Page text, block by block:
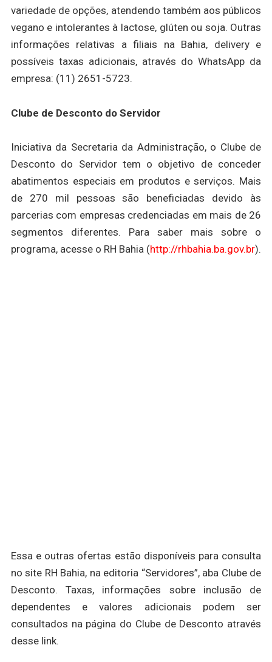
variedade de opções, atendendo também aos públicos
vegano e intolerantes à lactose, glúten ou soja. Outras
informações relativas a filiais na Bahia, delivery e
possíveis taxas adicionais, através do WhatsApp da
empresa: (11) 2651-5723.
Clube de Desconto do Servidor
Iniciativa da Secretaria da Administração, o Clube de
Desconto do Servidor tem o objetivo de conceder
abatimentos especiais em produtos e serviços. Mais
de 270 mil pessoas são beneficiadas devido às
parcerias com empresas credenciadas em mais de 26
segmentos diferentes. Para saber mais sobre o
programa, acesse o RH Bahia (http://rhbahia.ba.gov.br).
Essa e outras ofertas estão disponíveis para consulta
no site RH Bahia, na editoria “Servidores”, aba Clube de
Desconto. Taxas, informações sobre inclusão de
dependentes e valores adicionais podem ser
consultados na página do Clube de Desconto através
desse link.